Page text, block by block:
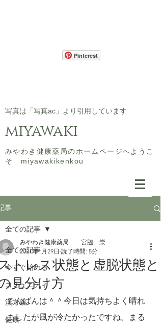
Pinterest
​写真は「写真ac」より引用しています
miyawaki
​みやわき健康薬局のホームページへようこ
そ miyawakikenkou
事
全ての記事
今すぐ始める
コミュニティ
漢方薬
健康
全ての記事
トレス状態と虚脱状態と
見分け方
みやわき健康薬局 宮脇 崇
2021年1月29日 読了時間: 5分
こんばんは＾＾今日は気持ちよく晴れ
ましたが風が冷たかったですね。まる